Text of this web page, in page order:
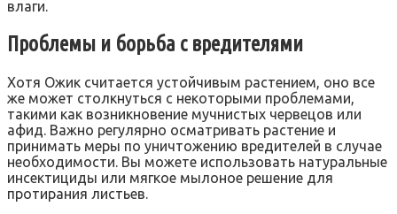
влаги.
Проблемы и борьба с вредителями
Хотя Ожик считается устойчивым растением, оно все
же может столкнуться с некоторыми проблемами,
такими как возникновение мучнистых червецов или
афид. Важно регулярно осматривать растение и
принимать меры по уничтожению вредителей в случае
необходимости. Вы можете использовать натуральные
инсектициды или мягкое мылоное решение для
протирания листьев.